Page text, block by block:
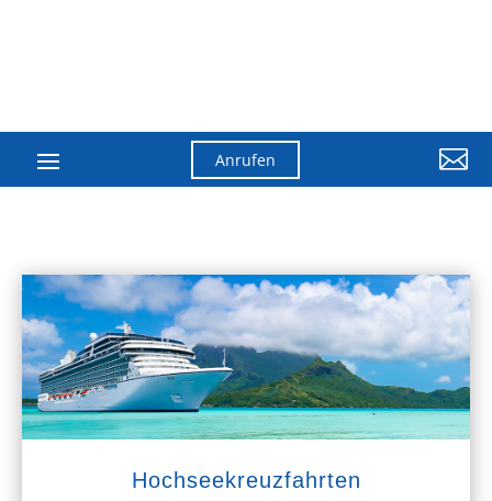
Anrufen 
Hochseekreuzfahrten